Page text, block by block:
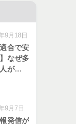
適合で安
なぜ多
が退職
分析
9月18日
報発信が
9月7日